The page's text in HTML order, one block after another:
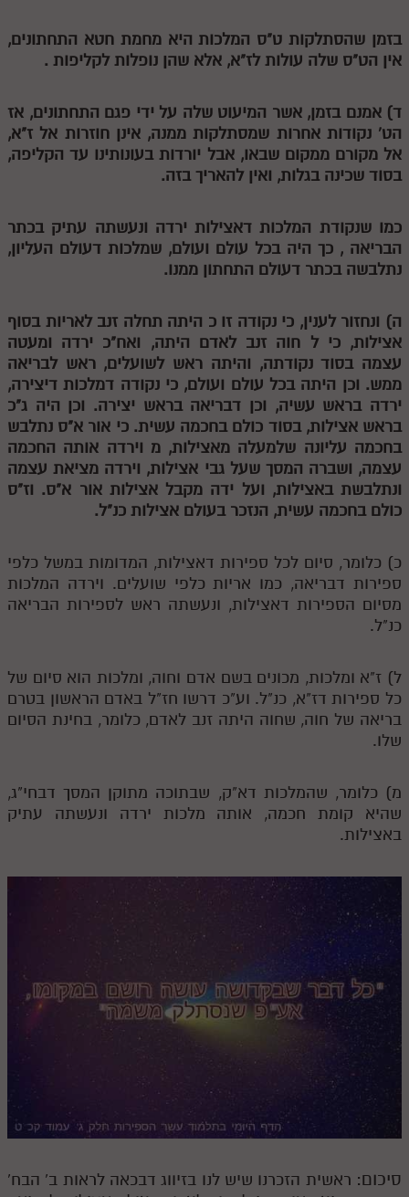
תלמוד עשר הספירות חלק יב
תלמוד עשר הספירות חלק יג
תלמוד עשר הספירות חלק טו
תלמוד עשר הספירות חלק טז
אודות האתר
בעל הסולם
אתר הבית
לאתר ספר הרב
דף היומי בזוהר הקדוש
בזמן שהסתלקות ט"ס המלכות היא מחמת חטא התחתונים,
אין הט"ס שלה עולות לז"א, אלא שהן נופלות לקליפות .
ד) אמנם בזמן, אשר המיעוט שלה על ידי פגם התחתונים, אז
הט' נקודות אחרות שמסתלקות ממנה, אינן חוזרות אל ז"א,
אל מקורם ממקום שבאו, אבל יורדות בעונותינו עד הקליפה,
בסוד שכינה בגלות, ואין להאריך בזה.
כמו שנקודת המלכות דאצילות ירדה ונעשתה עתיק בכתר
הבריאה , כך היה בכל עולם ועולם, שמלכות דעולם העליון,
נתלבשה בכתר דעולם התחתון ממנו.
ה) ונחזור לענין, כי נקודה זוכ היתה תחלה זנב לאריות בסוף
אצילות, כיל חוה זנב לאדם היתה, ואח"כ ירדה ומעטה
עצמה בסוד נקודתה, והיתה ראש לשועלים, ראש לבריאה
ממש. וכן היתה בכל עולם ועולם, כי נקודה דמלכות דיצירה,
ירדה בראש עשיה, וכן דבריאה בראש יצירה. וכן היה ג"כ
בראש אצילות, בסוד כולם בחכמה עשית. כי אור א"ס נתלבש
בחכמה עליונה שלמעלה מאצילות,מ וירדה אותה החכמה
עצמה, ושברה המסך שעל גבי אצילות, וירדה מציאת עצמה
ונתלבשת באצילות, ועל ידה מקבל אצילות אור א"ס. וז"ס
כולם בחכמה עשית, הנזכר בעולם אצילות כנ"ל.
כ) כלומר, סיום לכל ספירות דאצילות, המדומות במשל כלפי
ספירות דבריאה, כמו אריות כלפי שועלים. וירדה המלכות
מסיום הספירות דאצילות, ונעשתה ראש לספירות הבריאה
כנ"ל.
ל) ז"א ומלכות, מכונים בשם אדם וחוה, ומלכות הוא סיום של
כל ספירות דז"א, כנ"ל. וע"כ דרשו חז"ל באדם הראשון בטרם
בריאה של חוה, שחוה היתה זנב לאדם, כלומר, בחינת הסיום
שלו.
מ) כלומר, שהמלכות דא"ק, שבתוכה מתוקן המסך דבחי"ג,
שהיא קומת חכמה, אותה מלכות ירדה ונעשתה עתיק
באצילות.
סיכום: ראשית הזכרנו שיש לנו בזיווג דבכאה לראות ב' הבח'